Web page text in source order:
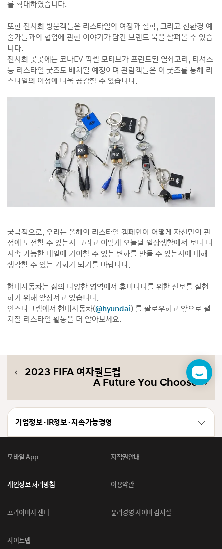
를 확대하였습니다.
또한 전시회 방문객들은 리스타일의 여정과 철학, 그리고 친환경 예
술가들과의 협업에 관한 이야기가 담긴 브랜드 북을 살펴볼 수 있습
니다.
전시회 곳곳에는 코나EV 픽셀 모티브가 프린트된 열쇠고리, 티셔츠
등 리스타일 굿즈도 배치될 예정이며 관람객들은 이 굿즈를 통해 리
스타일의 여정에 더욱 공감할 수 있습니다.
궁극적으로, 우리는 올해의 리스타일 캠페인이 어떻게 자신만의 관
점에 도전할 수 있는지 그리고 어떻게 오늘날 일상생활에서 보다 더
지속 가능한 내일에 기여할 수 있는 변화를 만들 수 있는지에 대해
생각할 수 있는 기회가 되기를 바랍니다.
현대자동차는 삶의 다양한 영역에서 휴머니티를 위한 진보를 실현
하기 위해 앞장서고 있습니다.
인스타그램에서 현대자동차(@hyundai) 를 팔로우하고 앞으로 펼
쳐질 리스타일 활동을 더 알아보세요.
2023 FIFA 여자월드컵
A Future You Choose
챗
봇
기업정보 · IR정보 · 지속가능경영
모바일 App 저작권안내
개인정보 처리방침 이용약관
프라이버시 센터 윤리경영 사이버 감사실
사이트맵